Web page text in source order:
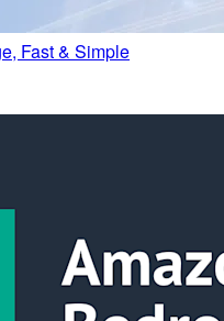
Fast & Simple